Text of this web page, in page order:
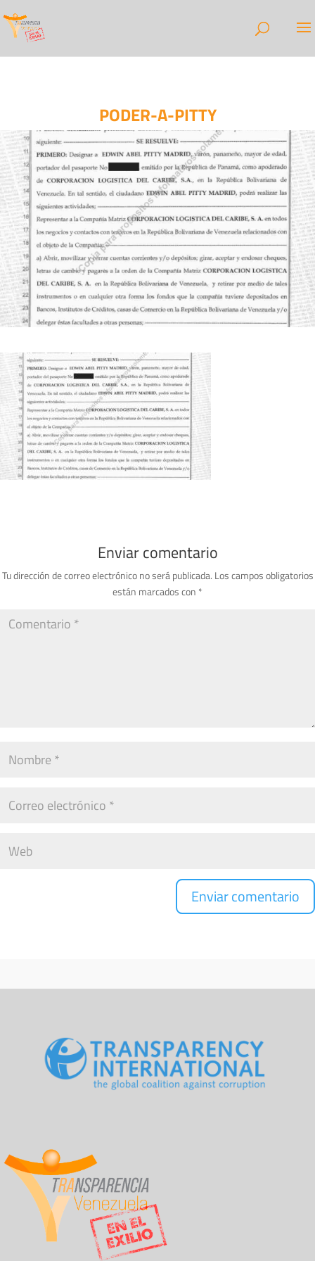
PODER-A-PITTY
Enviar comentario
Tu dirección de correo electrónico no será publicada. Los campos obligatorios
están marcados con *